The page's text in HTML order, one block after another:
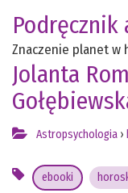
Znaczenie planet w
Jolanta
Astropsychologia ›
ebooki